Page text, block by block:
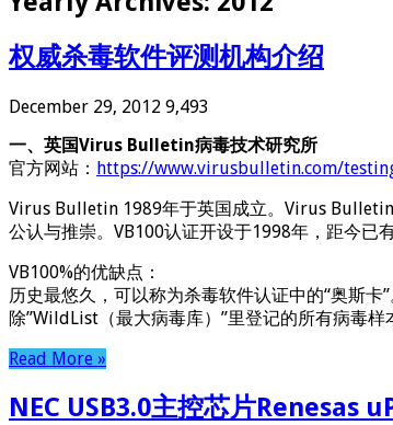
权威杀毒软件评测机构介绍
December 29, 2012 9,493
一、英国Virus Bulletin病毒技术研究所
官方网站： https://www.virusbulletin.com/
Virus Bulletin 1989年于英国成立。Virus
公认与推崇。VB100认证开设于1998年，距今已
VB100%的优缺点：
历史最悠久，可以称为杀毒软件认证中的“奥斯
除”WildList（最大病毒库）”里登记的所有病毒
Read More »
NEC USB3.0主控芯片Renesas